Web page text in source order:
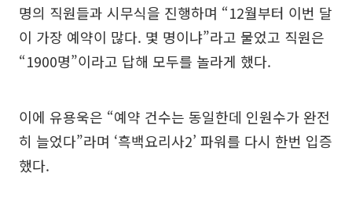
명의 직원들과 시무식을 진행하며 “12월부터 이번 달
이 가장 예약이 많다. 몇 명이냐”라고 물었고 직원은
“1900명”이라고 답해 모두를 놀라게 했다.
이에 유용욱은 “예약 건수는 동일한데 인원수가 완전
히 늘었다”라며 ‘흑백요리사2’ 파워를 다시 한번 입증
했다.